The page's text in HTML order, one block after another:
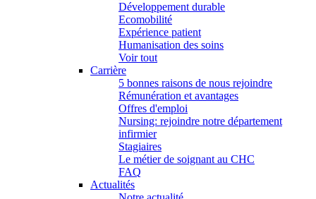
Développement durable
Ecomobilité
Expérience patient
Humanisation des soins
Voir tout
Carrière
5 bonnes raisons de nous rejoindre
Rémunération et avantages
Offres d'emploi
Nursing: rejoindre notre département
infirmier
Stagiaires
Le métier de soignant au CHC
FAQ
Actualités